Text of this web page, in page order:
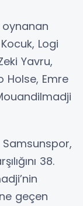
oynanan
Logi
Yavru,
Holse, Emre
38.
geçen